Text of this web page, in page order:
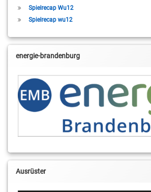
Spielrecap Wu12
Spielrecap wu12
energie-brandenburg
Ausrüster